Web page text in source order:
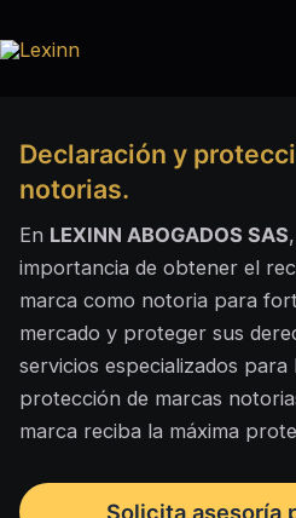
al
Declaración y
notorias.
En LEXINN ABOGADOS SAS
importancia de obtener el
marca como notoria para
mercado y proteger sus
servicios especializados
protección de marcas
marca reciba la máxima
Solicita asesoría